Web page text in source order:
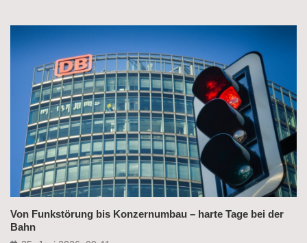
Von Funkstörung bis Konzernumbau – harte Tage bei der
Bahn